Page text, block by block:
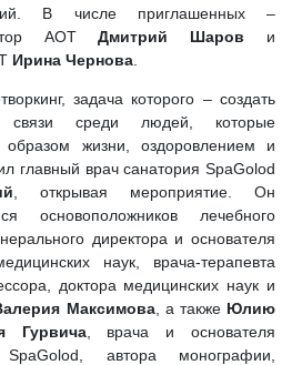
В числе приглашенных –
АОТДмитрий Шаров и
Ирина Чернова
задача которого – создать
связи среди людей, которые
образом жизни, оздоровлением и
главный врач санатория SpaGolod
, открывая мероприятие. Он
основоположников лечебного
директора и основателя
наук, врача-терапевта
доктора медицинских наук и
Максимова, а также Юлию
Гурвича, врача и основателя
автора монографии,